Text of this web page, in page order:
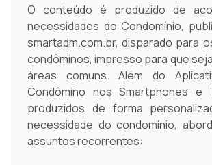
O conteúdo é produzido de
necessidades do Condomínio,
smartadm.com.br, disparado para
condôminos, impresso para que
áreas comuns. Além do
Condômino nos Smartphones e
produzidos de forma
necessidade do condomínio,
assuntos recorrentes: